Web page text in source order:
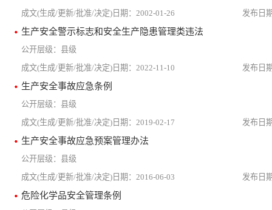
2002-01-26
生产安全警示标志和安全生产隐患管理类违法
县级
2022-11-10
生产安全事故应急条例
县级
2019-02-17
生产安全事故应急预案管理办法
县级
2016-06-03
危险化学品安全管理条例